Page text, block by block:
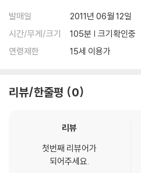
남자 주인공으로는 당시 가장 인기를 있
당시 그의 거만한 행동을 싫어하는 여배
결국 제작사는 2년동안 인기없이 쉬고
※ 4K블루레이, 3D 블루레이 재생 관련
1) 4K UHD 디스크는 대용량의 데이터
이어를 사용하셔야 합니다. 더불어 플
발매일
2011년 06월 12일
시간/무게/크기
105분 | 크기확인중
연령제한
15세 이용가
리뷰/한줄평 0
리뷰
첫번째 리뷰어가
되어주세요.